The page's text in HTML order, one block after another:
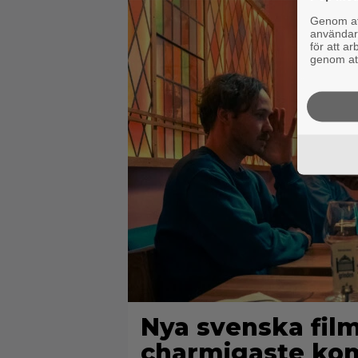
Nya svenska
Genom
för att
genom